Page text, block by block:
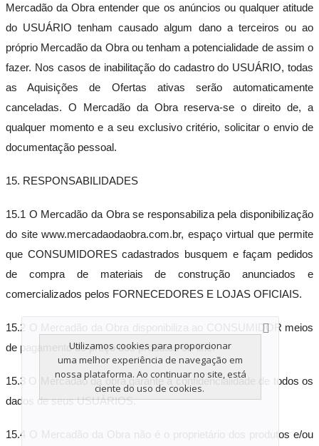
Mercadão da Obra entender que os anúncios ou qualquer atitude
do USUÁRIO tenham causado algum dano a terceiros ou ao
próprio Mercadão da Obra ou tenham a potencialidade de assim o
fazer. Nos casos de inabilitação do cadastro do USUÁRIO, todas
as Aquisições de Ofertas ativas serão automaticamente
canceladas. O Mercadão da Obra reserva-se o direito de, a
qualquer momento e a seu exclusivo critério, solicitar o envio de
documentação pessoal.
15. RESPONSABILIDADES
15.1 O Mercadão da Obra se responsabiliza pela disponibilização
do site www.mercadaodaobra.com.br, espaço virtual que permite
que CONSUMIDORES cadastrados busquem e façam pedidos
de compra de materiais de construção anunciados e
comercializados pelos FORNECEDORES E LOJAS OFICIAIS.
15.2 O Mercadão da Obra disponibiliza ao CONSUMIDOR meios
de pagamento do preço dos produtos on-line.
15.3 O Mercadão da obra garante a confidencialidade de todos os
dados de seus USUÁRIOS.
15.4 O Mercadão da Obra não é o proprietário dos produtos e/ou
Utilizamos cookies para proporcionar
uma melhor experiência de navegação em
nossa plataforma. Ao continuar no site, está
ciente do uso de cookies.